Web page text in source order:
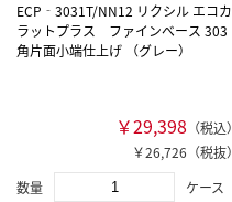
ECP‐3031T/NN12 リクシル エコカ
ラットプラス ファインべース 303
角片面小端仕上げ （グレー）
￥29,398 （税込）
￥26,726（税抜）
数量
ケース